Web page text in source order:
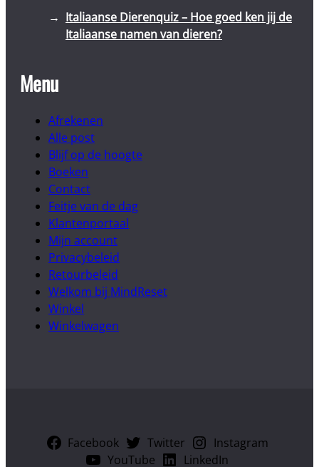
Italiaanse Dierenquiz – Hoe goed ken jij de
Italiaanse namen van dieren?
Menu
Afrekenen
Alle post
Blijf op de hoogte
Boeken
Contact
Feitje van de dag
Klantenportaal
Mijn account
Privacybeleid
Retourbeleid
Welkom bij MindReset
Winkel
Winkelwagen
Facebook Twitter
Instagram
YouTube
LinkedIn